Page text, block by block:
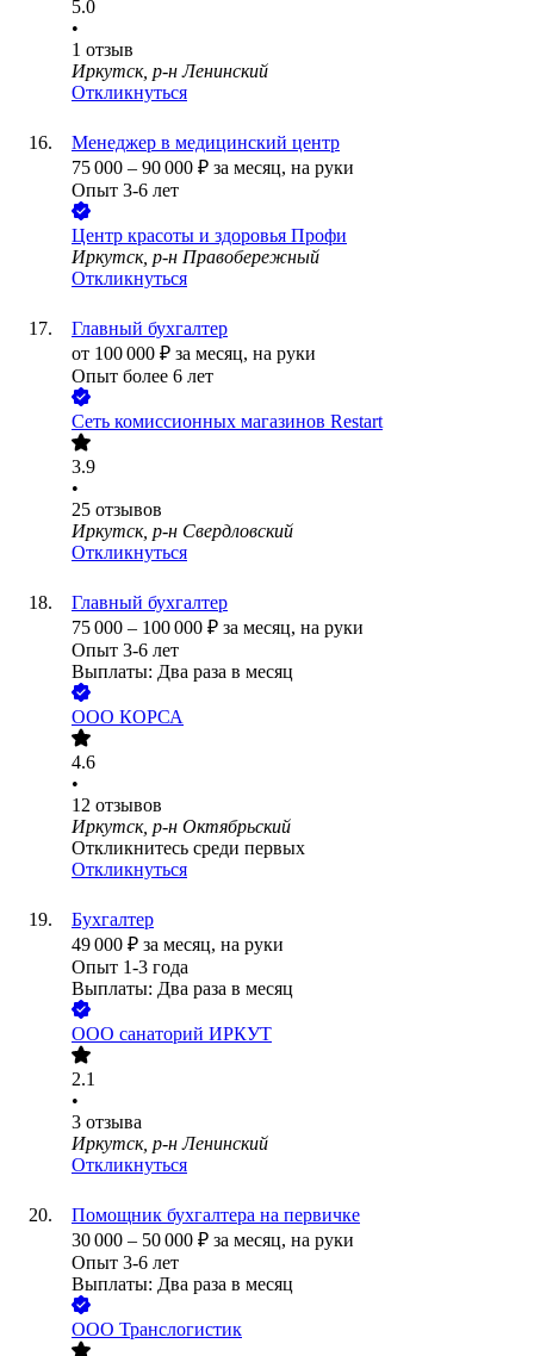
5.0
•
1 отзыв
Иркутск, р-н Ленинский
Откликнуться
Менеджер в медицинский центр
75 000 – 90 000 ₽ за месяц, на руки
Опыт 3-6 лет
Центр красоты и здоровья Профи
Иркутск, р-н Правобережный
Откликнуться
Главный бухгалтер
от 100 000 ₽ за месяц, на руки
Опыт более 6 лет
Сеть комиссионных магазинов Restart
3.9
•
25 отзывов
Иркутск, р-н Свердловский
Откликнуться
Главный бухгалтер
75 000 – 100 000 ₽ за месяц, на руки
Опыт 3-6 лет
Выплаты: Два раза в месяц
ООО КОРСА
4.6
•
12 отзывов
Иркутск, р-н Октябрьский
Откликнитесь среди первых
Откликнуться
Бухгалтер
49 000 ₽ за месяц, на руки
Опыт 1-3 года
Выплаты: Два раза в месяц
ООО санаторий ИРКУТ
2.1
•
3 отзыва
Иркутск, р-н Ленинский
Откликнуться
Помощник бухгалтера на первичке
30 000 – 50 000 ₽ за месяц, на руки
Опыт 3-6 лет
Выплаты: Два раза в месяц
ООО Транслогистик